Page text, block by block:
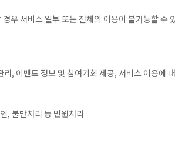
우 서비스 일부 또는 전체의 이용이 불가능할 수
, 이벤트 정보 및 참여기회 제공, 서비스 이용에
, 불만처리 등 민원처리